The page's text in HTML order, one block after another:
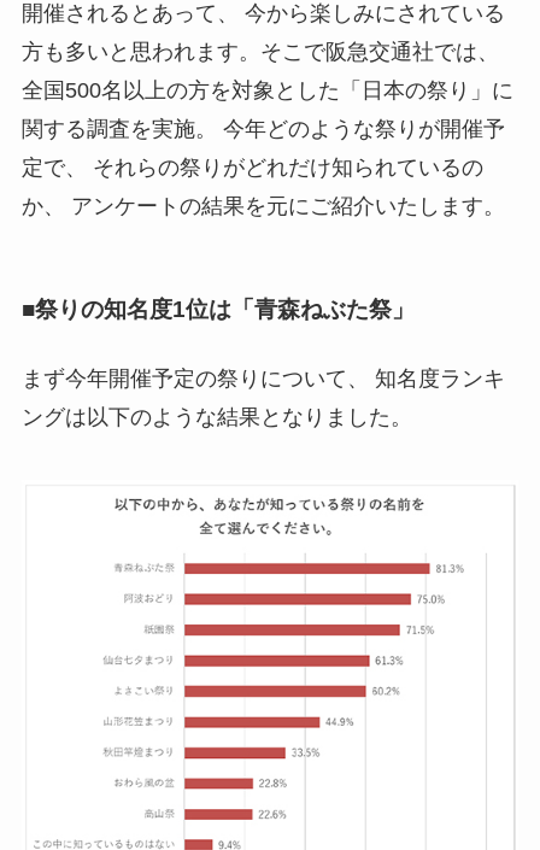
開催されるとあって、 今から楽しみにされている
方も多いと思われます。そこで阪急交通社では、
全国500名以上の方を対象とした「日本の祭り」に
関する調査を実施。 今年どのような祭りが開催予
定で、 それらの祭りがどれだけ知られているの
か、 アンケートの結果を元にご紹介いたします。
■祭りの知名度1位は「青森ねぶた祭」
まず今年開催予定の祭りについて、 知名度ランキ
ングは以下のような結果となりました。